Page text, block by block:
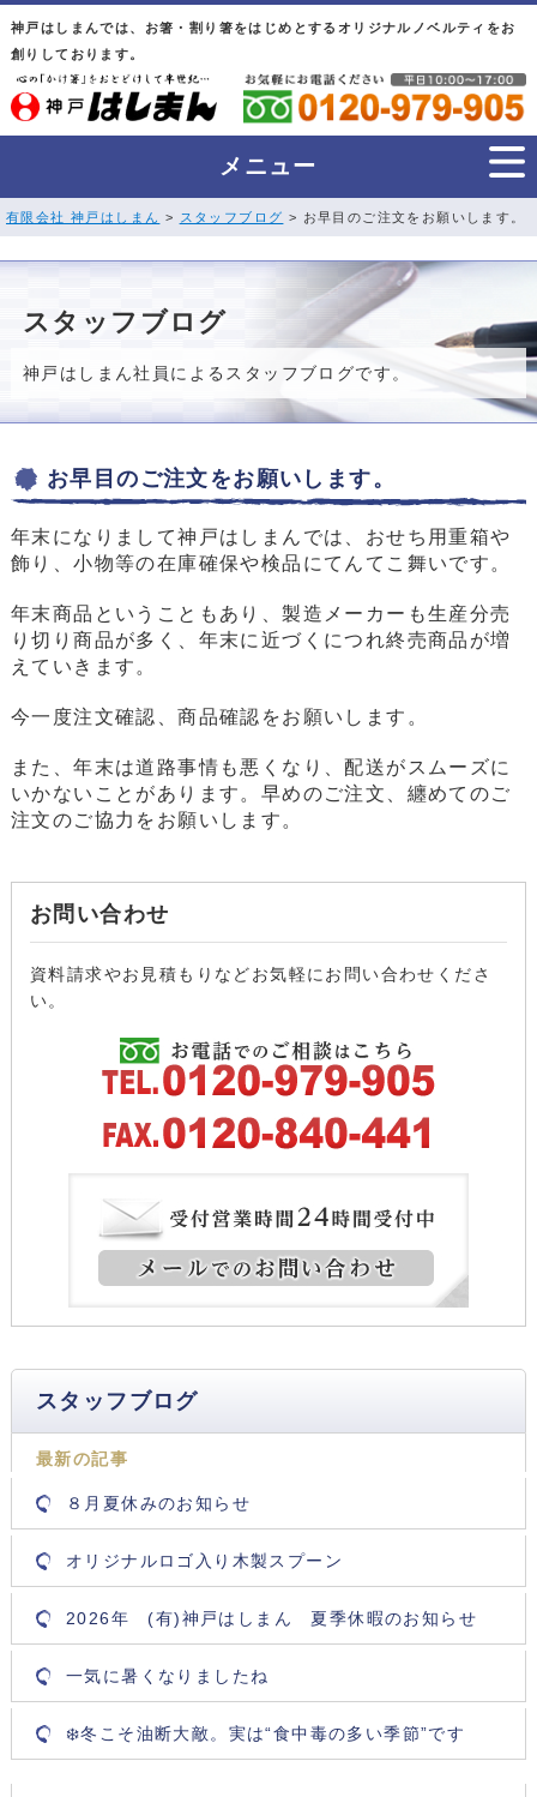
神戸はしまんでは、お箸・割り箸をはじめとするオリジナルノベルティをお
創りしております。
メニュー
有限会社 神戸はしまん > スタッフブログ > お早目のご注文をお願いします。
スタッフブログ
神戸はしまん社員によるスタッフブログです。
お早目のご注文をお願いします。
年末になりまして神戸はしまんでは、おせち用重箱や
飾り、小物等の在庫確保や検品にてんてこ舞いです。
年末商品ということもあり、製造メーカーも生産分売
り切り商品が多く、年末に近づくにつれ終売商品が増
えていきます。
今一度注文確認、商品確認をお願いします。
また、年末は道路事情も悪くなり、配送がスムーズに
いかないことがあります。早めのご注文、纏めてのご
注文のご協力をお願いします。
お問い合わせ
資料請求やお見積もりなどお気軽にお問い合わせくださ
い。
スタッフブログ
最新の記事
８月夏休みのお知らせ
オリジナルロゴ入り木製スプーン
2026年 (有)神戸はしまん 夏季休暇のお知らせ
一気に暑くなりましたね
❄️冬こそ油断大敵。実は“食中毒の多い季節”です